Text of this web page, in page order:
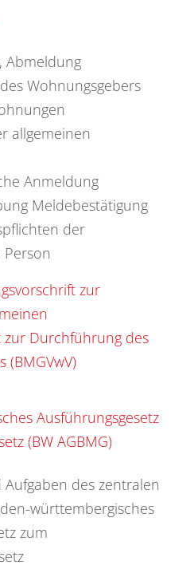
Abmeldung
Wohnungsgebers
allgemeinen
Anmeldung
Meldebestätigung
der
zur
zur Durchführung des
(BMGVwV)
Ausführungsgesetz
(BW AGBMG)
des zentralen
württembergisches
zum